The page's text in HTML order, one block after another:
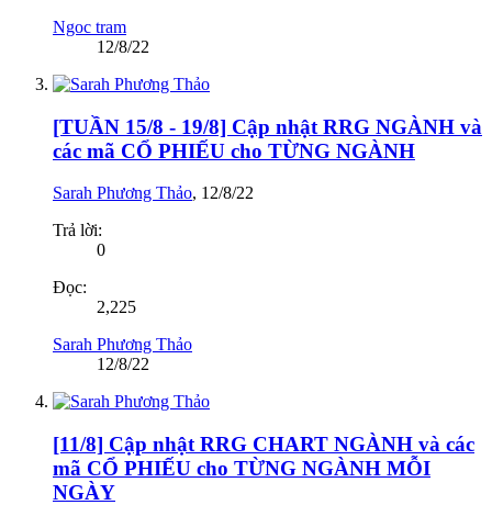
Ngoc tram
12/8/22
[TUẦN 15/8 - 19/8] Cập nhật RRG NGÀNH và
các mã CỔ PHIẾU cho TỪNG NGÀNH
Sarah Phương Thảo, 12/8/22
Trả lời:
0
Đọc:
2,225
Sarah Phương Thảo
12/8/22
[11/8] Cập nhật RRG CHART NGÀNH và các
mã CỔ PHIẾU cho TỪNG NGÀNH MỖI
NGÀY